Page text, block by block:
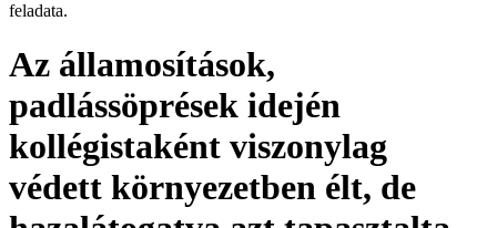
feladata.
Az államosítások,
padlássöprések idején
kollégistaként viszonylag
védett környezetben élt, de